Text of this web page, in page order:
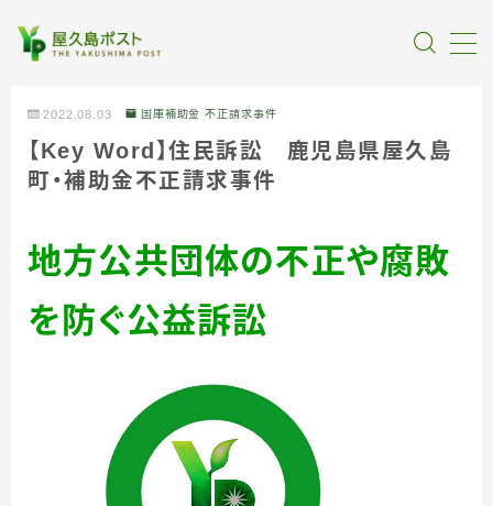
全記事カテゴリー
2022.08.03 国庫補助金 不正請求事件
【Key Word】住民訴訟 鹿児島県屋久島
町・補助金不正請求事件
地方公共団体の不正や腐敗
を防ぐ公益訴訟